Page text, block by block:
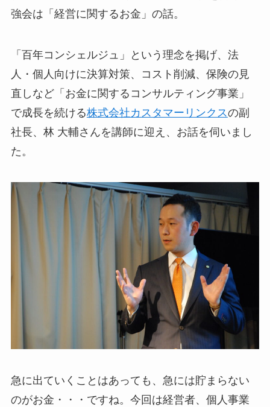
強会は「経営に関するお金」の話。
「百年コンシェルジュ」という理念を掲げ、法
人・個人向けに決算対策、コスト削減、保険の見
直しなど「お金に関するコンサルティング事業」
で成長を続ける株式会社カスタマーリンクスの副
社長、林 大輔さんを講師に迎え、お話を伺いまし
た。
急に出ていくことはあっても、急には貯まらない
のがお金・・・ですね。今回は経営者、個人事業